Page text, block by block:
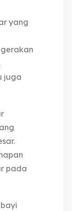
yang
juga
pada